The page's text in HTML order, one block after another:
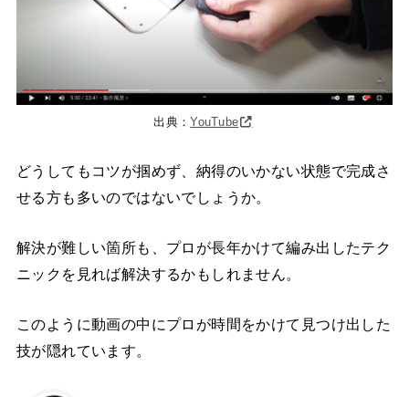
出典：YouTube
どうしてもコツが掴めず、納得のいかない状態で完成さ
せる方も多いのではないでしょうか。
解決が難しい箇所も、プロが長年かけて編み出したテク
ニックを見れば解決するかもしれません。
このように動画の中にプロが時間をかけて見つけ出した
技が隠れています。